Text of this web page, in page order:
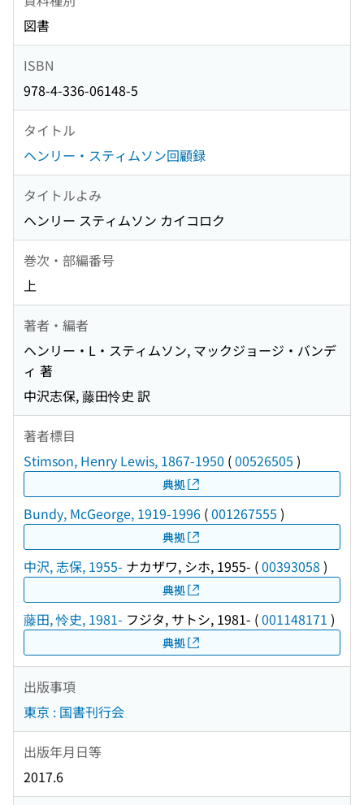
図書
ISBN
978-4-336-06148-5
タイトル
ヘンリー・スティムソン回顧録
タイトルよみ
ヘンリー スティムソン カイコロク
巻次・部編番号
上
著者・編者
ヘンリー・L・スティムソン, マックジョージ・バンデ
ィ 著
中沢志保, 藤田怜史 訳
著者標目
Stimson, Henry Lewis, 1867-1950 (00526505 )
典拠
Bundy, McGeorge, 1919-1996 (001267555 )
典拠
中沢, 志保, 1955- ナカザワ, シホ, 1955- (00393058 )
典拠
藤田, 怜史, 1981- フジタ, サトシ, 1981- (001148171 )
典拠
出版事項
東京 : 国書刊行会
出版年月日等
2017.6